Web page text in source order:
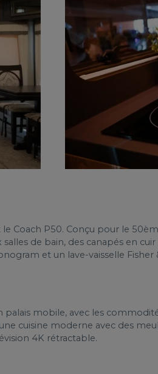
P50. Conçu pour le
de bain, des canapés en
et un lave-vaisselle Fisher
mobile, avec les
cuisine moderne avec des
4K rétractable.